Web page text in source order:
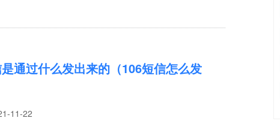
通过什么发出来的（106短信怎么发
11-22